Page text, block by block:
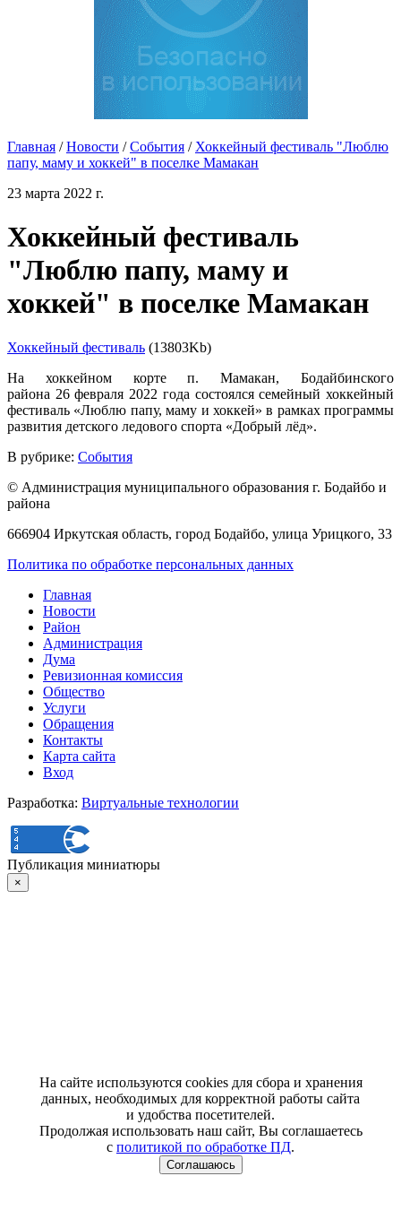
Главная / Новости / События / Хоккейный фестиваль "Люблю
папу, маму и хоккей" в поселке Мамакан
23 марта 2022 г.
Хоккейный фестиваль
"Люблю папу, маму и
хоккей" в поселке Мамакан
Хоккейный фестиваль (13803Kb)
На хоккейном корте п. Мамакан, Бодайбинского
района 26 февраля 2022 года состоялся семейный хоккейный
фестиваль «Люблю папу, маму и хоккей» в рамках программы
развития детского ледового спорта «Добрый лёд».
В рубрике: События
© Администрация муниципального образования г. Бодайбо и
района
666904 Иркутская область, город Бодайбо, улица Урицкого, 33
Политика по обработке персональных данных
Главная
Новости
Район
Администрация
Дума
Ревизионная комиссия
Общество
Услуги
Обращения
Контакты
Карта сайта
Вход
Разработка: Виртуальные технологии
Публикация миниатюры
×
На сайте используются cookies для сбора и хранения
данных, необходимых для корректной работы сайта
и удобства посетителей.
Продолжая использовать наш сайт, Вы соглашаетесь
с политикой по обработке ПД.
Соглашаюсь